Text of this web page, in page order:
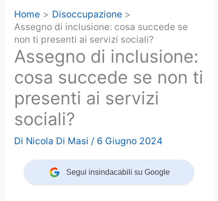
Home
Disoccupazione
Assegno di inclusione: cosa succede se
non ti presenti ai servizi sociali?
Assegno di inclusione:
cosa succede se non ti
presenti ai servizi
sociali?
Di Nicola Di Masi / 6 Giugno 2024
Segui insindacabili su Google